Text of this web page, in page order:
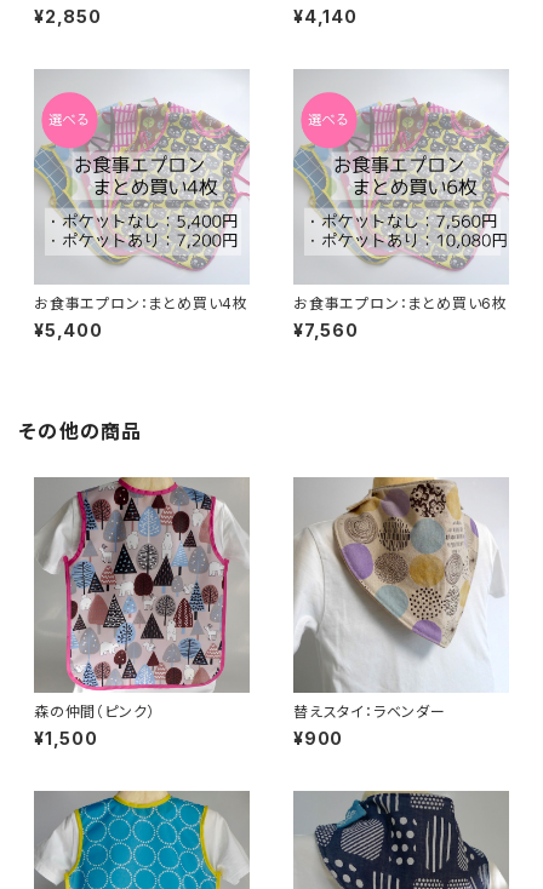
¥2,850 ¥4,140
お食事エプロン：まとめ買い4枚
¥5,400
お食事エプロン：まとめ買い6枚
¥7,560
その他の商品
森の仲間（ピンク）
¥1,500
替えスタイ：ラベンダー
¥900